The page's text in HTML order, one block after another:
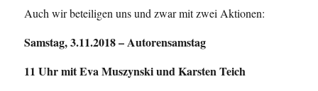
Auch wir beteiligen uns und zwar mit zwei Aktionen:
Samstag, 3.11.2018 – Autorensamstag
11 Uhr mit Eva Muszynski und Karsten Teich